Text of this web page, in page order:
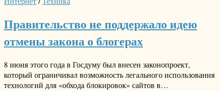
Правительство не поддержало идею
отмены закона о блогерах
8 июня этого года в Госдуму был внесен законопроект,
который ограничивал возможность легального использования
технологий для «обхода блокировок» сайтов в…